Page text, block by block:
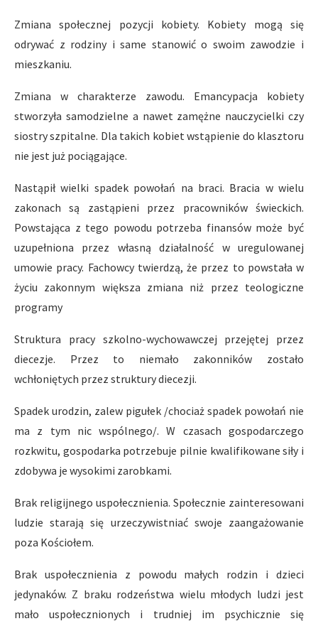
Zmiana społecznej pozycji kobiety. Kobiety mogą się
odrywać z rodziny i same stanowić o swoim zawodzie i
mieszkaniu.
Zmiana w charakterze zawodu. Emancypacja kobiety
stworzyła samodzielne a nawet zamężne nauczycielki czy
siostry szpitalne. Dla takich kobiet wstąpienie do klasztoru
nie jest już pociągające.
Nastąpił wielki spadek powołań na braci. Bracia w wielu
zakonach są zastąpieni przez pracowników świeckich.
Powstająca z tego powodu potrzeba finansów może być
uzupełniona przez własną działalność w uregulowanej
umowie pracy. Fachowcy twierdzą, że przez to powstała w
życiu zakonnym większa zmiana niż przez teologiczne
programy
Struktura pracy szkolno-wychowawczej przejętej przez
diecezje. Przez to niemało zakonników zostało
wchłoniętych przez struktury diecezji.
Spadek urodzin, zalew pigułek /chociaż spadek powołań nie
ma z tym nic wspólnego/. W czasach gospodarczego
rozkwitu, gospodarka potrzebuje pilnie kwalifikowane siły i
zdobywa je wysokimi zarobkami.
Brak religijnego uspołecznienia. Społecznie zainteresowani
ludzie starają się urzeczywistniać swoje zaangażowanie
poza Kościołem.
Brak uspołecznienia z powodu małych rodzin i dzieci
jedynaków. Z braku rodzeństwa wielu młodych ludzi jest
mało uspołecznionych i trudniej im psychicznie się